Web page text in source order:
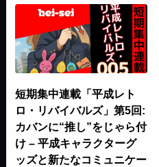
短期集中連載「平成レト
ロ・リバイバルズ」第5回:
カバンに“推し”をじゃら付
け – 平成キャラクターグ
ッズと新たなコミュニケー